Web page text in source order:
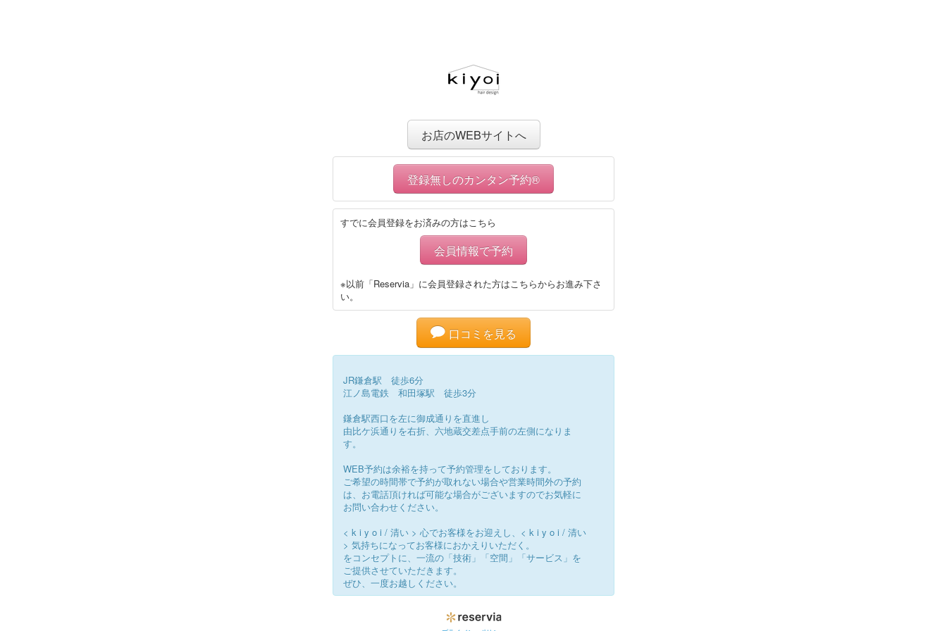
お店のWEBサイトへ
登録無しのカンタン予約®
すでに会員登録をお済みの方はこちら
会員情報で予約
※以前「Reservia」に会員登録された方はこちらからお進み下さ
い。
口コミを見る
JR鎌倉駅 徒歩6分
江ノ島電鉄 和田塚駅 徒歩3分
鎌倉駅西口を左に御成通りを直進し
由比ケ浜通りを右折、六地蔵交差点手前の左側になりま
す。
WEB予約は余裕を持って予約管理をしております。
ご希望の時間帯で予約が取れない場合や営業時間外の予約
は、お電話頂ければ可能な場合がございますのでお気軽に
お問い合わせください。
< k i y o i / 清い > 心でお客様をお迎えし、< k i y o i / 清い
> 気持ちになってお客様におかえりいただく。
をコンセプトに、一流の「技術」「空間」「サービス」を
ご提供させていただきます。
ぜひ、一度お越しください。